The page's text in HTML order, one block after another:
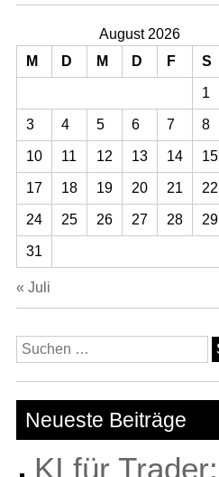
August 2026
M
D M D F S
1
3 4 5 6 7 8
10 11 12 13 14 15
17 18 19 20 21 22
24 25 26 27 28 29
31
« Juli
Suchen
nach:
Neueste Beiträge
KI für Trader: